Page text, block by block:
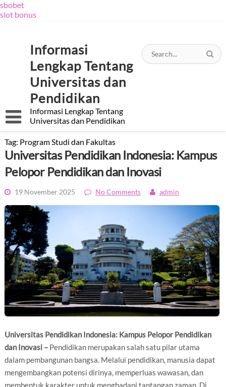
sbobet
slot bonus
Informasi
Lengkap Tentang
Universitas dan
Pendidikan
Informasi Lengkap Tentang
Universitas dan Pendidikan
Tag: Program Studi dan Fakultas
Universitas Pendidikan Indonesia: Kampus
Pelopor Pendidikan dan Inovasi
19 November 2025 No Comments admin
Universitas Pendidikan Indonesia: Kampus Pelopor Pendidikan
dan Inovasi –Pendidikan merupakan salah satu pilar utama
dalam pembangunan bangsa. Melalui pendidikan, manusia dapat
mengembangkan potensi dirinya, memperluas wawasan, dan
membentuk karakter untuk menghadapi tantangan zaman. Di